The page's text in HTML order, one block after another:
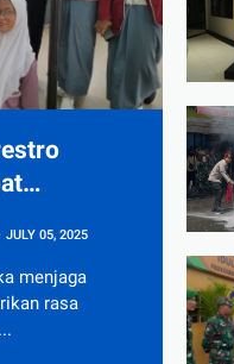
JULY 05, 2025
menjaga
rasa